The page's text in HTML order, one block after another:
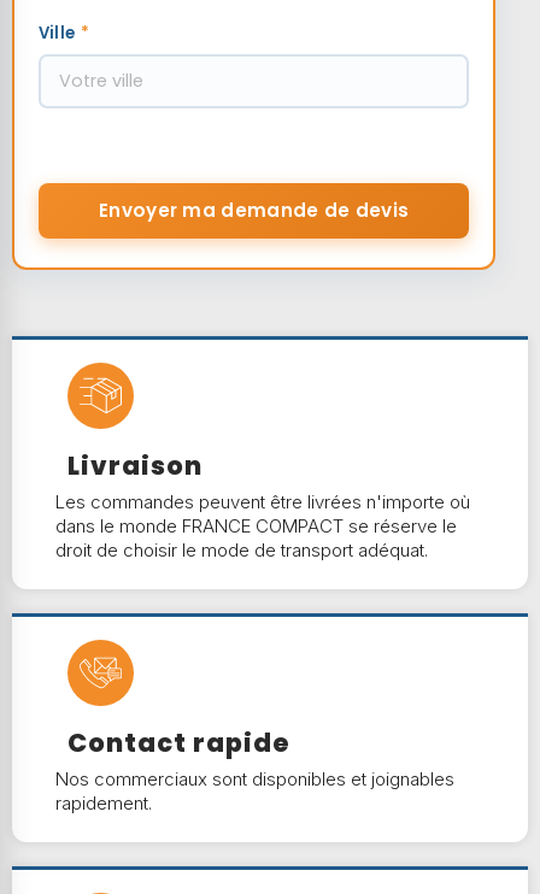
Ville *
Envoyer ma demande de devis
Livraison
Les commandes peuvent être livrées n'importe où
dans le monde FRANCE COMPACT se réserve le
droit de choisir le mode de transport adéquat.
Contact rapide
Nos commerciaux sont disponibles et joignables
rapidement.